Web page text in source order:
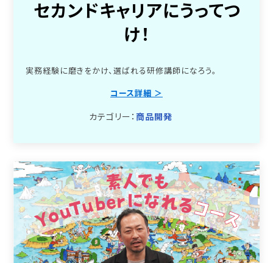
セカンドキャリアにうってつ
け！
実務経験に磨きをかけ、選ばれる研修講師になろう。
コース詳細 ＞
カテゴリー： 商品開発